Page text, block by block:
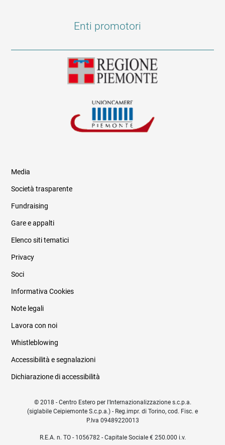
Enti promotori
Informazioni legali e trasparenza
Media
Società trasparente
Fundraising
Gare e appalti
Elenco siti tematici
Privacy
Soci
Informativa Cookies
Note legali
Lavora con noi
Whistleblowing
Accessibilità e segnalazioni
Dichiarazione di accessibilità
© 2018 - Centro Estero per l'Internazionalizzazione s.c.p.a.
(siglabile Ceipiemonte S.c.p.a.) - Reg.impr. di Torino, cod. Fisc. e
P.Iva 09489220013
R.E.A. n. TO - 1056782 - Capitale Sociale € 250.000 i.v.